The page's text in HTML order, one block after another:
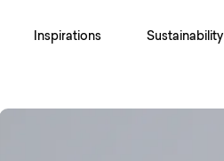
Inspirations Sustainability